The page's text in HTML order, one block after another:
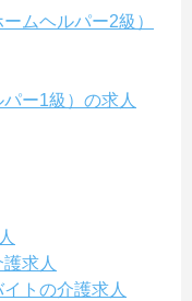
ムヘルパー2級）
ー1級）の求人
求人
トの介護求人